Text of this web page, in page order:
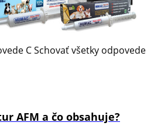
CSchovať všetky odpovede
AFM a čo obsahuje?